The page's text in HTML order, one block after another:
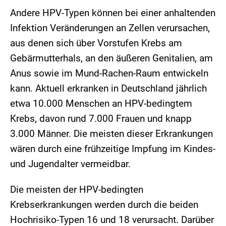
Andere HPV-Typen können bei einer anhaltenden
Infektion Veränderungen an Zellen verursachen,
aus denen sich über Vorstufen Krebs am
Gebärmutterhals, an den äußeren Genitalien, am
Anus sowie im Mund-Rachen-Raum entwickeln
kann. Aktuell erkranken in Deutschland jährlich
etwa 10.000 Menschen an HPV-bedingtem
Krebs, davon rund 7.000 Frauen und knapp
3.000 Männer. Die meisten dieser Erkrankungen
wären durch eine frühzeitige Impfung im Kindes-
und Jugendalter vermeidbar.
Die meisten der HPV-bedingten
Krebserkrankungen werden durch die beiden
Hochrisiko-Typen 16 und 18 verursacht. Darüber